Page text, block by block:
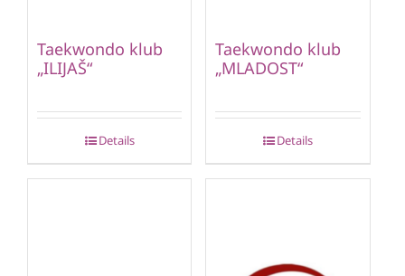
Taekwondo klub
„ILIJAŠ“
Details
Taekwondo klub
„MLADOST“
Details